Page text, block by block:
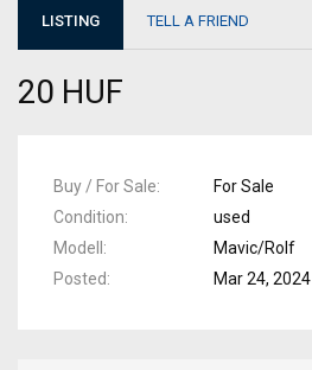
LISTING TELL A FRIEND
20 HUF
Buy / For Sale
For Sale
Condition
used
Modell
Mavic/Rolf
Posted
Mar 24, 2024